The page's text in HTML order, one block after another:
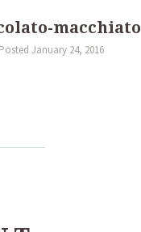
macchiato
Posted January 24, 2016